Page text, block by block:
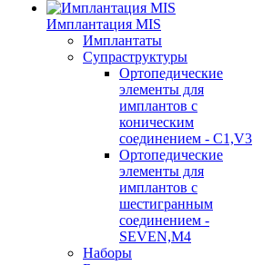
Имплантация MIS
Имплантаты
Супраструктуры
Ортопедические
элементы для
имплантов с
коническим
соединением - C1,V3
Ортопедические
элементы для
имплантов с
шестигранным
соединением -
SEVEN,M4
Наборы